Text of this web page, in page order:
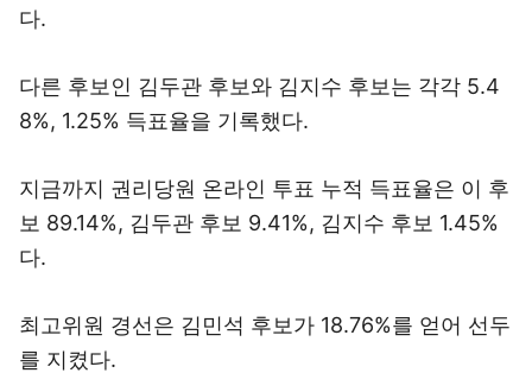
다.
다른 후보인 김두관 후보와 김지수 후보는 각각 5.4
8%, 1.25% 득표율을 기록했다.
지금까지 권리당원 온라인 투표 누적 득표율은 이 후
보 89.14%, 김두관 후보 9.41%, 김지수 후보 1.45%
다.
최고위원 경선은 김민석 후보가 18.76%를 얻어 선두
를 지켰다.